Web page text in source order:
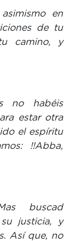
en
de tu
camino, y
no habéis
estar otra
el espíritu
!!Abba,
buscad
justicia, y
Así que, no